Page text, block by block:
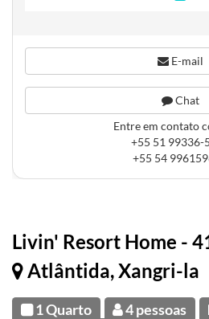
Livin' Resort Home -
Atlântida, Xangri-la
1 Quarto 4 pessoas
E-mail
Chat
Entre em contato
+55 51 99336-
+55 54